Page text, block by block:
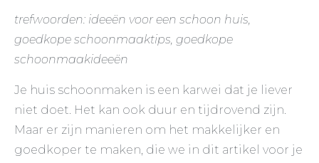
trefwoorden: ideeën voor een schoon huis,
goedkope schoonmaaktips, goedkope
schoonmaakideeën
Je huis schoonmaken is een karwei dat je liever
niet doet. Het kan ook duur en tijdrovend zijn.
Maar er zijn manieren om het makkelijker en
goedkoper te maken, die we in dit artikel voor je